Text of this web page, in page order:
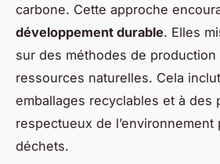
carbone. Cette approche
développement durable. Elles
sur des méthodes de
ressources naturelles. Cela
emballages recyclables et à des
respectueux de
déchets.